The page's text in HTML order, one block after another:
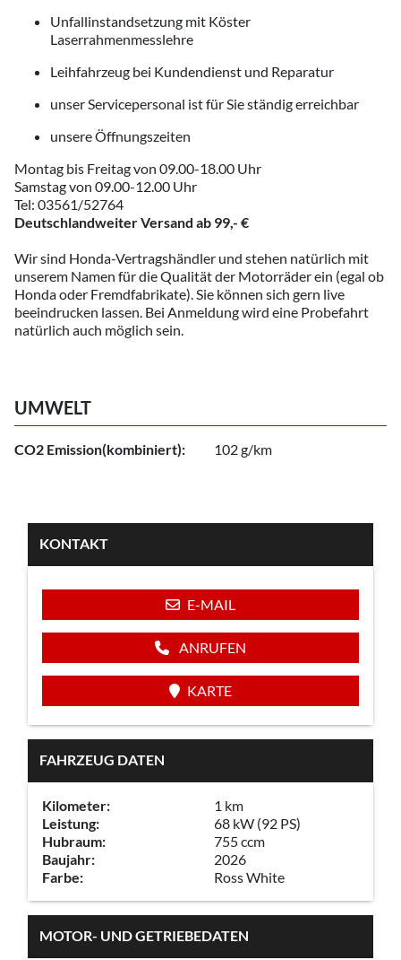
Unfallinstandsetzung mit Köster
Laserrahmenmesslehre
Leihfahrzeug bei Kundendienst und Reparatur
unser Servicepersonal ist für Sie ständig erreichbar
unsere Öffnungszeiten
Montag bis Freitag von 09.00-18.00 Uhr
Samstag von 09.00-12.00 Uhr
Tel: 03561/52764
Deutschlandweiter Versand ab 99,- €
Wir sind Honda-Vertragshändler und stehen natürlich mit
unserem Namen für die Qualität der Motorräder ein (egal ob
Honda oder Fremdfabrikate). Sie können sich gern live
beeindrucken lassen. Bei Anmeldung wird eine Probefahrt
natürlich auch möglich sein.
UMWELT
CO2 Emission(kombiniert): 102 g/km
KONTAKT
E-MAIL
ANRUFEN
KARTE
FAHRZEUG DATEN
Kilometer:
1 km
Leistung:
68 kW (92 PS)
Hubraum:
755 ccm
Baujahr:
2026
Farbe:
Ross White
MOTOR- UND GETRIEBEDATEN